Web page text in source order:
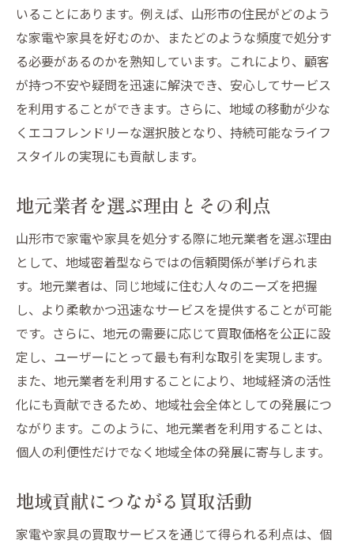
いることにあります。例えば、山形市の住民がどのよう
な家電や家具を好むのか、またどのような頻度で処分す
る必要があるのかを熟知しています。これにより、顧客
が持つ不安や疑問を迅速に解決でき、安心してサービス
を利用することができます。さらに、地域の移動が少な
くエコフレンドリーな選択肢となり、持続可能なライフ
スタイルの実現にも貢献します。
地元業者を選ぶ理由とその利点
山形市で家電や家具を処分する際に地元業者を選ぶ理由
として、地域密着型ならではの信頼関係が挙げられま
す。地元業者は、同じ地域に住む人々のニーズを把握
し、より柔軟かつ迅速なサービスを提供することが可能
です。さらに、地元の需要に応じて買取価格を公正に設
定し、ユーザーにとって最も有利な取引を実現します。
また、地元業者を利用することにより、地域経済の活性
化にも貢献できるため、地域社会全体としての発展につ
ながります。このように、地元業者を利用することは、
個人の利便性だけでなく地域全体の発展に寄与します。
地域貢献につながる買取活動
家電や家具の買取サービスを通じて得られる利点は、個